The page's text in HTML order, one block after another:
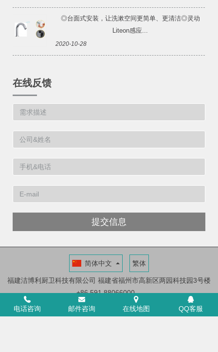
◎台面式安装，让洗漱空间更简单、更清洁◎灵动
Liteon感应...
2020-10-28
在线反馈
提交信息
简体中文 繁体
福建洁博利厨卫科技有限公司 福建省福州市高新区两园科技园3号楼
+86 591 88066000
ICP证：闽ICP备11014546号-6
电话咨询 邮件咨询 在线地图 QQ客服